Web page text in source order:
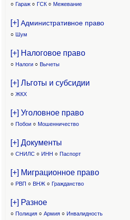
○ Гараж ○ ГСК ○ Межевание
[+] Административное право
○ Шум
[+] Налоговое право
○ Налоги ○ Вычеты
[+] Льготы и субсидии
○ ЖКХ
[+] Уголовное право
○ Побои ○ Мошенничество
[+] Документы
○ СНИЛС ○ ИНН ○ Паспорт
[+] Миграционное право
○ РВП ○ ВНЖ ○ Гражданство
[+] Разное
○ Полиция ○ Армия ○ Инвалидность